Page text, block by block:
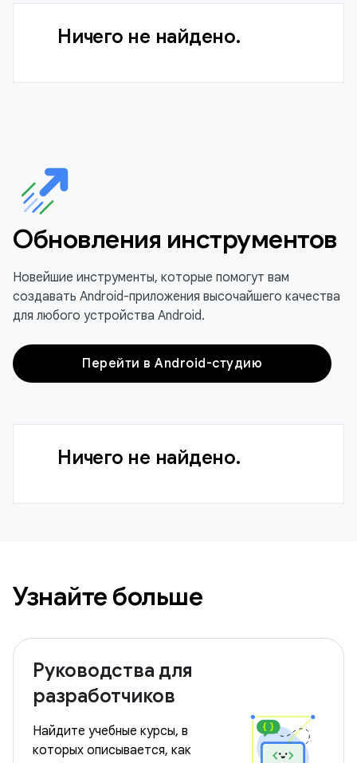
Ничего не найдено.
Обновления инструментов
Новейшие инструменты, которые помогут вам
создавать Android-приложения высочайшего качества
для любого устройства Android.
Перейти в Android-студию
Ничего не найдено.
Узнайте больше
Руководства для
разработчиков
Найдите учебные курсы, в
которых описывается, как